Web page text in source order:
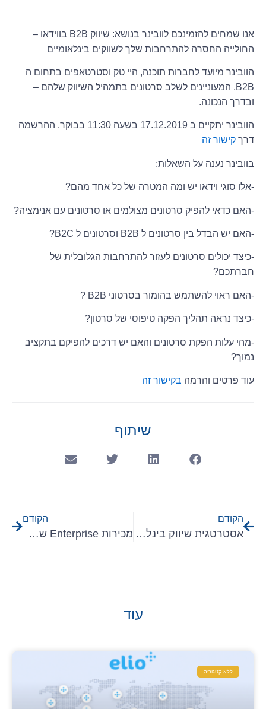
אנו שמחים להזמינכם לוובינר בנושא: שיווק B2B בווידאו –
החולייה החסרה להתרחבות שלך לשווקים בינלאומיים
הוובינר מיועד לחברות תוכנה, היי טק וסטרטאפים בתחום ה
B2B, המעוניינים לשלב סרטונים בתמהיל השיווק שלהם –
ובדרך הנכונה.
הוובינר יתקיים ב 17.12.2019 בשעה 11:30 בבוקר. ההרשמה
דרך קישור זה
בוובינר נענה על השאלות:
-אלו סוגי וידאו יש ומה המטרה של כל אחד מהם?
-האם כדאי להפיק סרטונים מצולמים או סרטונים עם אנימציה?
-האם יש הבדל בין סרטונים ל B2B וסרטונים ל B2C?
-כיצד יכולים סרטונים לעזור להתרחבות הגלובלית של
חברתכם?
-האם ראוי להשתמש בהומור בסרטוני B2B ?
-כיצד נראה תהליך הפקה טיפוסי של סרטון?
-מהי עלות הפקת סרטונים והאם יש דרכים להפיקם בתקציב
נמוך?
עוד פרטים והרמה בקישור זה
שיתוף
הקודם
אסטרטגית שיווק בינלאומית ושיווק B2B פרסונלי בעידן הלקוח
הקודם
מכירות Enterprise של תוכנה – טיפים להכנה מוצלחת
עוד
ללא קטגוריה